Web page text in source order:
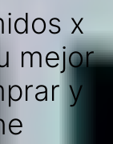
x
mejor
y